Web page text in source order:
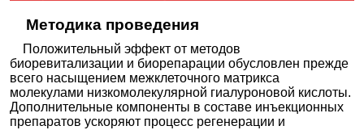
Методика проведения
Положительный эффект от методов
биоревитализации и биорепарации обусловлен прежде
всего насыщением межклеточного матрикса
молекулами низкомолекулярной гиалуроновой кислоты.
Дополнительные компоненты в составе инъекционных
препаратов ускоряют процесс регенерации и